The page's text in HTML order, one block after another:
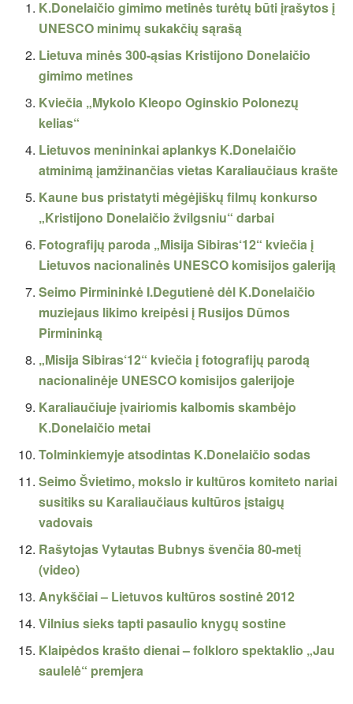
K.Donelaičio gimimo metinės turėtų būti įrašytos į
UNESCO minimų sukakčių sąrašą
Lietuva minės 300-ąsias Kristijono Donelaičio
gimimo metines
Kviečia „Mykolo Kleopo Oginskio Polonezų
kelias“
Lietuvos menininkai aplankys K.Donelaičio
atminimą įamžinančias vietas Karaliaučiaus krašte
Kaune bus pristatyti mėgėjiškų filmų konkurso
„Kristijono Donelaičio žvilgsniu“ darbai
Fotografijų paroda „Misija Sibiras‘12“ kviečia į
Lietuvos nacionalinės UNESCO komisijos galeriją
Seimo Pirmininkė I.Degutienė dėl K.Donelaičio
muziejaus likimo kreipėsi į Rusijos Dūmos
Pirmininką
„Misija Sibiras‘12“ kviečia į fotografijų parodą
nacionalinėje UNESCO komisijos galerijoje
Karaliaučiuje įvairiomis kalbomis skambėjo
K.Donelaičio metai
Tolminkiemyje atsodintas K.Donelaičio sodas
Seimo Švietimo, mokslo ir kultūros komiteto nariai
susitiks su Karaliaučiaus kultūros įstaigų
vadovais
Rašytojas Vytautas Bubnys švenčia 80-metį
(video)
Anykščiai – Lietuvos kultūros sostinė 2012
Vilnius sieks tapti pasaulio knygų sostine
Klaipėdos krašto dienai – folkloro spektaklio „Jau
saulelė“ premjera